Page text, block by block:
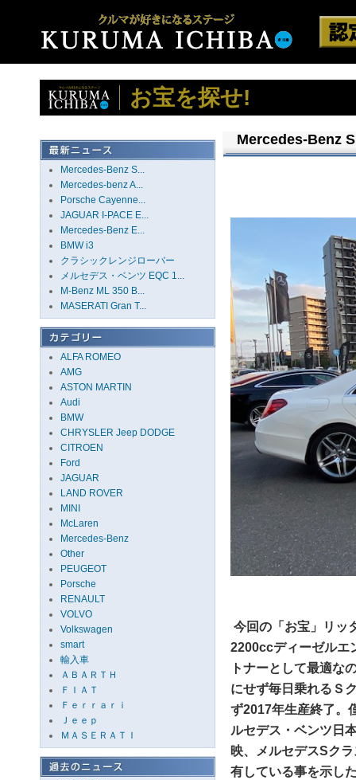
お宝を探せ!
Mercedes-Benz S...
Mercedes-benz A...
Porsche Cayenne...
JAGUAR I-PACE E...
Mercedes-Benz E...
BMW i3
クラシックレンジローバー
メルセデス・ベンツ EQC 1...
M-Benz ML 350 B...
MASERATI Gran T...
ALFA ROMEO
AMG
ASTON MARTIN
Audi
BMW
CHRYSLER Jeep DODGE
CITROEN
Ford
JAGUAR
LAND ROVER
MINI
McLaren
Mercedes-Benz
Other
PEUGEOT
Porsche
RENAULT
VOLVO
Volkswagen
smart
輸入車
ＡＢＡＲＴＨ
ＦＩＡＴ
Ｆｅｒｒａｒｉ
Ｊｅｅｐ
ＭＡＳＥＲＡＴＩ
Mercedes-Benz
今回の「お宝」リッ
2200ccディーゼルエ
トナーとして最適な
にせず毎日乗れるＳ
ず2017年生産終了。
ルセデス・ベンツ日
映、メルセデスSク
有している事を示し